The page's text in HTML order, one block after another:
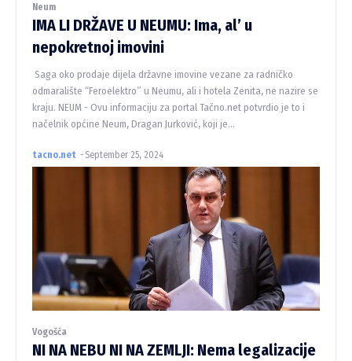
Neum
IMA LI DRŽAVE U NEUMU: Ima, al’ u
nepokretnoj imovini
Saga oko prodaje dijela državne imovine vezane za radničko
odmaralište “Feroelektro” u Neumu, ali i hotela Zenita, ne nazire se
kraju. NEUM - Ovu informaciju za portal Tačno.net potvrdio je to i
načelnik općine Neum, Dragan Jurković, koji je...
tacno.net - September 25, 2024
Vogošća
NI NA NEBU NI NA ZEMLJI: Nema legalizacije